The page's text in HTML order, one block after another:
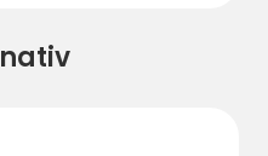
husbilar (34
lämplig för 1-
18 tältplatser,